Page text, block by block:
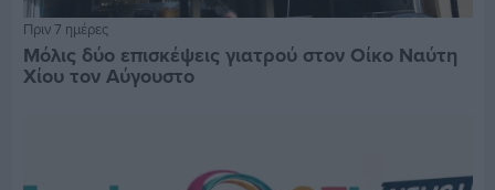
Πριν 7 ημέρες
Μόλις δύο επισκέψεις γιατρού στον Οίκο Ναύτη
Χίου τον Αύγουστο